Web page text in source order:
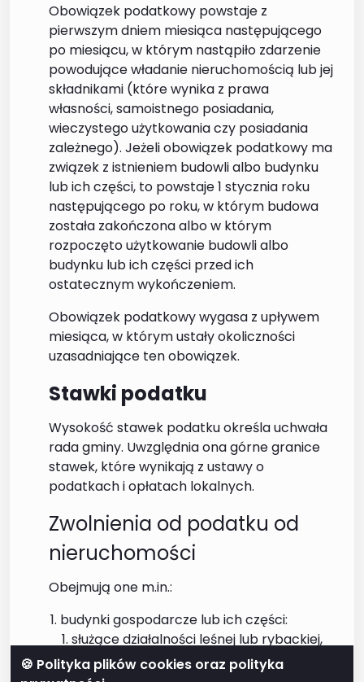
🍪 Polityka plików cookies oraz polityka
Obowiązek podatkowy powstaje z
pierwszym dniem miesiąca następującego
po miesiącu, w którym nastąpiło zdarzenie
powodujące władanie nieruchomością lub jej
składnikami (które wynika z prawa
własności, samoistnego posiadania,
wieczystego użytkowania czy posiadania
zależnego). Jeżeli obowiązek podatkowy ma
związek z istnieniem budowli albo budynku
lub ich części, to powstaje 1 stycznia roku
następującego po roku, w którym budowa
została zakończona albo w którym
rozpoczęto użytkowanie budowli albo
budynku lub ich części przed ich
ostatecznym wykończeniem.
Obowiązek podatkowy wygasa z upływem
miesiąca, w którym ustały okoliczności
uzasadniające ten obowiązek.
Stawki podatku
Wysokość stawek podatku określa uchwała
rada gminy. Uwzględnia ona górne granice
stawek, które wynikają z ustawy o
podatkach i opłatach lokalnych.
Zwolnienia od podatku od
nieruchomości
Obejmują one m.in.:
budynki gospodarcze lub ich części:
służące działalności leśnej lub rybackiej,
położone na gruntach gospodarstw
rolnych, służące wyłącznie działalności